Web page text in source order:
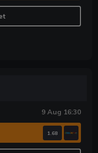
9 Aug 16:30
1.68